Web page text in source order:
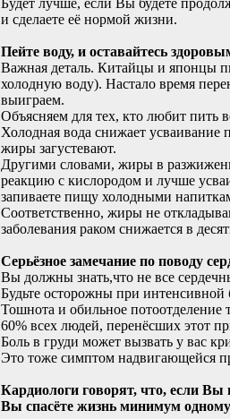
Будет лучше, если Вы будете
и сделаете её нормой жизни.
Пейте воду, и оставайтесь
Важная деталь. Китайцы и японцы
холодную воду). Настало время
выиграем.
Объясняем для тех, кто любит пить
Холодная вода снижает
жиры загустевают.
Другими словами, жиры в
реакцию с кислородом и лучше
запиваете пищу холодными
Соответственно, жиры не
заболевания раком снижается в
Серьёзное замечание по поводу
Вы должны знать,что не все
Будьте осторожны при
Тошнота и обильное потоотделение
60% всех людей, перенёсших этот
Боль в груди может вызвать у вас
Это тоже симптом надвигающейся
Кардиологи говорят, что, если Вы
Вы спасёте жизнь минимум одному